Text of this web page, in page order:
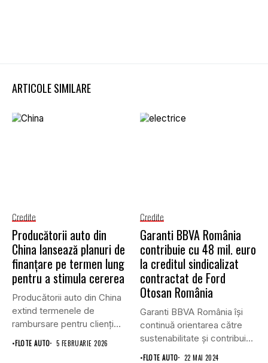
ARTICOLE SIMILARE
Credite
Producătorii auto din
China lansează planuri de
finanțare pe termen lung
pentru a stimula cererea
Producătorii auto din China
extind termenele de
rambursare pentru clienți
până la...
•FLOTE AUTO 5 FEBRUARIE 2026
Credite
Garanti BBVA România
contribuie cu 48 mil. euro
la creditul sindicalizat
contractat de Ford
Otosan România
Garanti BBVA România îşi
continuă orientarea către
sustenabilitate şi contribuie
cu 48...
•FLOTE AUTO 22 MAI 2024